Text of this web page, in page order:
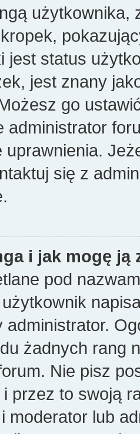
użytkownika,
jest status
jest znany
go
się z
i jak mogę ją
pod
administrator.
żadnych rang
Nie pisz
przez to swoją
moderator lub